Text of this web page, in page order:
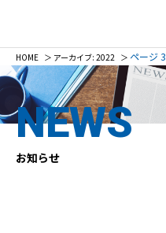
HOME ＞ アーカイブ: 2022 ＞ ページ 3
NEWS
お知らせ